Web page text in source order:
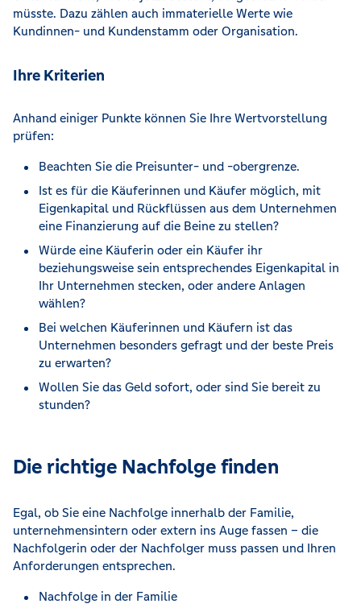
müsste. Dazu zählen auch immaterielle Werte wie
Kundinnen- und Kundenstamm oder Organisation.
Ihre Kriterien
Anhand einiger Punkte können Sie Ihre Wertvorstellung
prüfen:
Beachten Sie die Preisunter- und -obergrenze.
Ist es für die Käuferinnen und Käufer möglich, mit
Eigenkapital und Rückflüssen aus dem Unternehmen
eine Finanzierung auf die Beine zu stellen?
Würde eine Käuferin oder ein Käufer ihr
beziehungsweise sein entsprechendes Eigenkapital in
Ihr Unternehmen stecken, oder andere Anlagen
wählen?
Bei welchen Käuferinnen und Käufern ist das
Unternehmen besonders gefragt und der beste Preis
zu erwarten?
Wollen Sie das Geld sofort, oder sind Sie bereit zu
stunden?
Die richtige Nachfolge finden
Egal, ob Sie eine Nachfolge innerhalb der Familie,
unternehmensintern oder extern ins Auge fassen – die
Nachfolgerin oder der Nachfolger muss passen und Ihren
Anforderungen entsprechen.
Nachfolge in der Familie